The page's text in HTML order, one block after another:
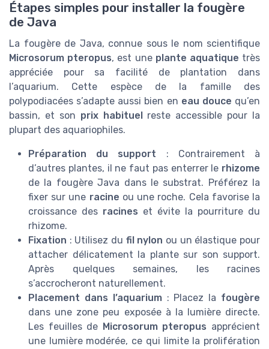
Étapes simples pour installer la fougère
de Java
La fougère de Java, connue sous le nom scientifique
Microsorum pteropus, est une plante aquatique très
appréciée pour sa facilité de plantation dans
l’aquarium. Cette espèce de la famille des
polypodiacées s’adapte aussi bien en eau douce qu’en
bassin, et son prix habituelreste accessible pour la
plupart des aquariophiles.
Préparation du support : Contrairement à
d’autres plantes, il ne faut pas enterrer le rhizome
de la fougère Java dans le substrat. Préférez la
fixer sur une racine ou une roche. Cela favorise la
croissance des racines et évite la pourriture du
rhizome.
Fixation : Utilisez du fil nylon ou un élastique pour
attacher délicatement la plante sur son support.
Après quelques semaines, les racines
s’accrocheront naturellement.
Placement dans l’aquarium: Placez la fougère
dans une zone peu exposée à la lumière directe.
Les feuilles de Microsorum pteropus apprécient
une lumière modérée, ce qui limite la prolifération